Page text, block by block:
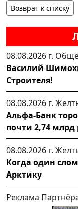
08.08.2026 г.
Василий
Строителя!
08.08.2026 г.
Альфа-Банк
почти 2,74 млрд
08.08.2026 г.
Когда один
Арктику
Реклама
Возврат к списку